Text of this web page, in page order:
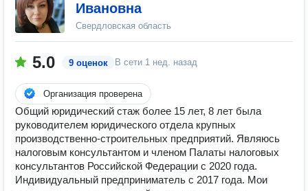
Ивановна
Свердловская область
5.0 9 оценок В сети 1 нед. назад
Организация проверена
Общий юридический стаж более 15 лет, 8 лет была
руководителем юридического отдела крупных
производственно-строительных предприятий. Являюсь
налоговым консультантом и членом Палаты налоговых
консультантов Российской Федерации с 2020 года.
Индивидуальный предприниматель с 2017 года. Мои